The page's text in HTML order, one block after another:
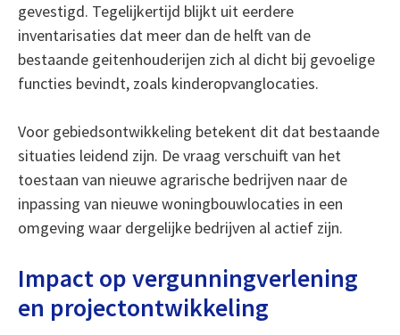
gevestigd. Tegelijkertijd blijkt uit eerdere
inventarisaties dat meer dan de helft van de
bestaande geitenhouderijen zich al dicht bij gevoelige
functies bevindt, zoals kinderopvanglocaties.
Voor gebiedsontwikkeling betekent dit dat bestaande
situaties leidend zijn. De vraag verschuift van het
toestaan van nieuwe agrarische bedrijven naar de
inpassing van nieuwe woningbouwlocaties in een
omgeving waar dergelijke bedrijven al actief zijn.
Impact op vergunningverlening
en projectontwikkeling